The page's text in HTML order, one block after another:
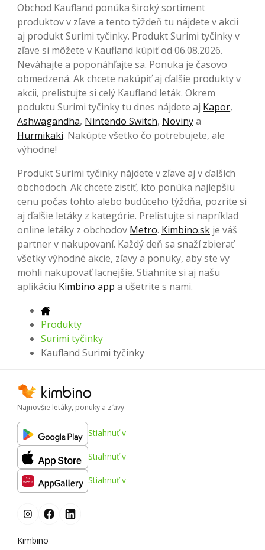
Obchod Kaufland ponúka široký sortiment
produktov v zľave a tento týždeň tu nájdete v akcii
aj produkt Surimi tyčinky. Produkt Surimi tyčinky v
zľave si môžete v Kaufland kúpiť od 06.08.2026.
Neváhajte a poponáhľajte sa. Ponuka je časovo
obmedzená. Ak chcete nakúpiť aj ďalšie produkty v
akcii, prelistujte si celý Kaufland leták. Okrem
poduktu Surimi tyčinky tu dnes nájdete aj Kapor,
Ashwagandha, Nintendo Switch, Novinya
Hurmikaki. Nakúpte všetko čo potrebujete, ale
výhodne!
Produkt Surimi tyčinky nájdete v zľave aj v ďalších
obchodoch. Ak chcete zistiť, kto ponúka najlepšiu
cenu počas tohto alebo budúceho týždňa, pozrite si
aj ďalšie letáky z kategórie. Prelistujte si napríklad
online letáky z obchodov Metro. Kimbino.sk je váš
partner v nakupovaní. Každý deň sa snaží zbierať
všetky výhodné akcie, zľavy a ponuky, aby ste vy
mohli nakupovať lacnejšie. Stiahnite si aj našu
aplikáciu Kimbino app a ušetrite s nami.
Produkty
Surimi tyčinky
Kaufland Surimi tyčinky
Najnovšie letáky, ponuky a zľavy
Stiahnuť v
Stiahnuť v
Stiahnuť v
Kimbino